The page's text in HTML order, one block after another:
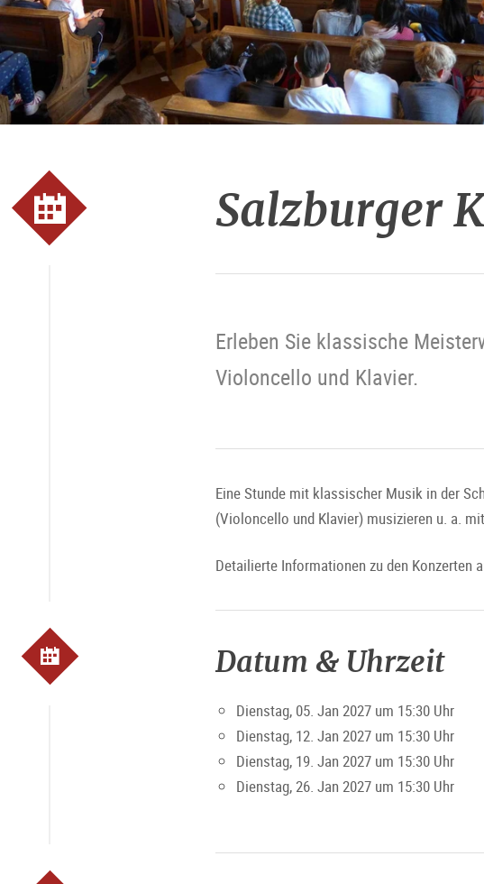
Salzburger
Erleben Sie klassische
Violoncello und Klavier.
Eine Stunde mit klassischer Musik in der
(Violoncello und Klavier) musizieren u. a.
Detailierte Informationen zu den Konzerten
Datum & Uhrzeit
Dienstag, 05. Jan 2027 um 15:30 Uhr
Dienstag, 12. Jan 2027 um 15:30 Uhr
Dienstag, 19. Jan 2027 um 15:30 Uhr
Dienstag, 26. Jan 2027 um 15:30 Uhr